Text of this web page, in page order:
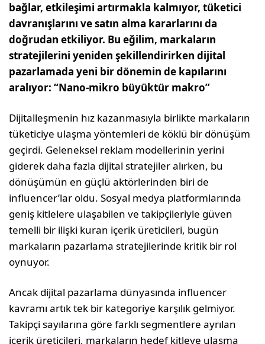
bağlar, etkileşimi artırmakla kalmıyor, tüketici
davranışlarını ve satın alma kararlarını da
doğrudan etkiliyor. Bu eğilim, markaların
stratejilerini yeniden şekillendirirken dijital
pazarlamada yeni bir dönemin de kapılarını
aralıyor: “Nano-mikro büyüktür makro”
Dijitalleşmenin hız kazanmasıy­la birlikte markaların
tüketiciye ulaşma yöntemleri de köklü bir dönüşüm
geçirdi. Geleneksel rek­lam modellerinin yerini
giderek daha fazla dijital stratejiler alırken, bu
dönüşü­mün en güçlü aktörlerinden biri de
influencer’lar oldu. Sosyal medya platformlarında
geniş kitle­lere ulaşabilen ve takipçileriyle güven
temelli bir ilişki kuran içerik üreticileri, bugün
markaların pazarlama stratejilerinde kritik bir rol
oynuyor.
Ancak dijital pazarlama dünyasında influencer
kavramı artık tek bir kategoriye karşılık gelmi­yor.
Takipçi sayılarına göre farklı segmentlere ayrılan
içerik üreticileri, markaların hedef kitleye ulaşma